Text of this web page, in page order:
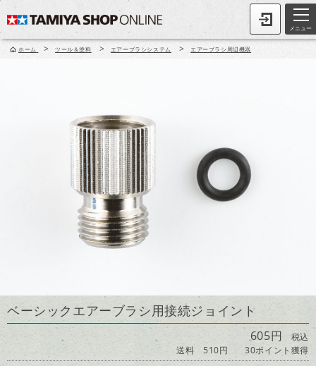
メニュー
ホーム > ツール＆塗料 > エアーブラシシステム > エアーブラシ周辺機器
ベーシックエアーブラシ用接続ジョイント
605円 税込
送料 510円
30ポイント獲得